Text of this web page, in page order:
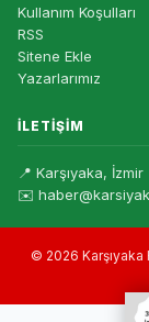
Kullanım Koşulları
RSS
Sitene Ekle
Yazarlarımız
İLETIŞIM
📍 Karşıyaka, İzmir
✉️
© 2026 Karşıyaka